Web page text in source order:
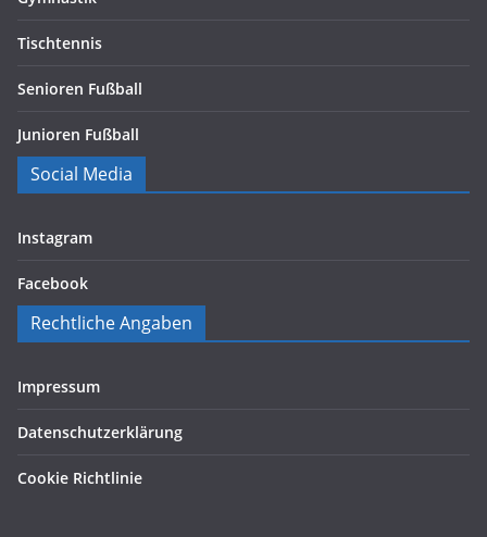
Tischtennis
Senioren Fußball
Junioren Fußball
Social Media
Instagram
Facebook
Rechtliche Angaben
Impressum
Datenschutzerklärung
Cookie Richtlinie